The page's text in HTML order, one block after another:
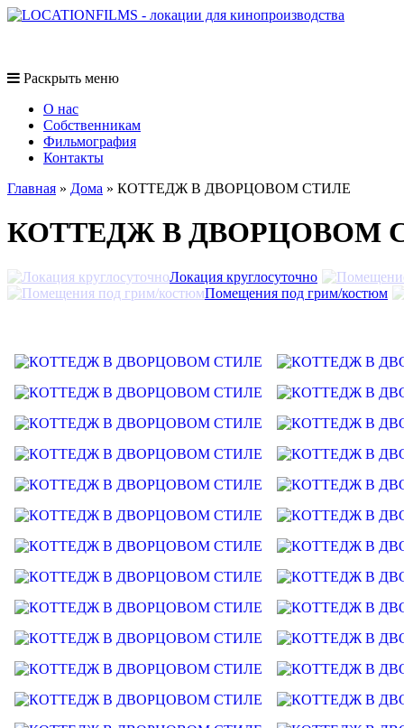
Раскрыть меню
O нас
Собственникам
Фильмография
Контакты
Главная » Дома » КОТТЕДЖ В ДВОРЦОВОМ СТИЛЕ
КОТТЕДЖ В ДВОРЦОВОМ
Локация круглосуточно
Помещения под грим/костюм